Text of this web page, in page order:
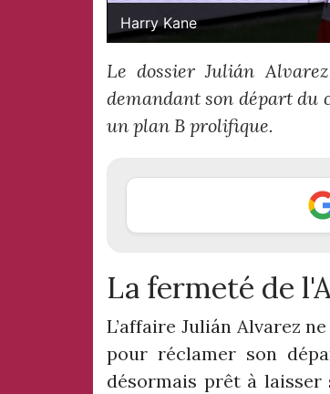
Harry Kane
Le dossier Julián
demandant son départ du
un plan B prolifique.
La fermeté de
L’affaire Julián Alvarez
pour réclamer son
désormais prêt à laisser